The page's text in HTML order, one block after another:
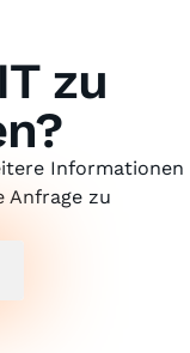
zu
Informationen
Anfrage zu